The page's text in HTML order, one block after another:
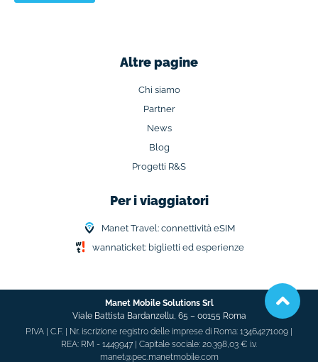
Altre pagine
Chi siamo
Partner
News
Blog
Progetti R&S
Per i viaggiatori
Manet Travel: connettività eSIM
wannaticket: biglietti ed esperienze
Manet Mobile Solutions Srl
Viale Battista Bardanzellu, 65 – 00155 Roma
P.IVA | C.F. | Nr. iscrizione registro delle imprese di Roma: 13464271009 |
REA: RM - 1449947 | Capitale sociale: 20.398,03 € i.v.
manet@pec.manetmobile.com